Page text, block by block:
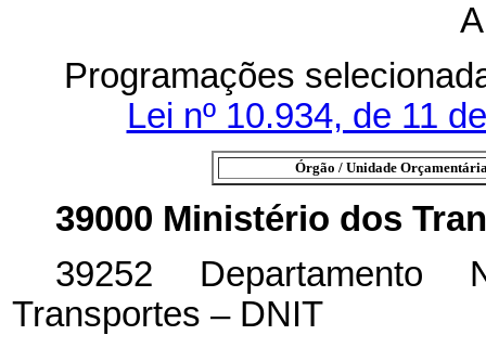
Programações
Lei nº 10.934, de 11
Órgão / Unidade
39000 Ministério dos
39252 Departamento
Transportes – DNIT